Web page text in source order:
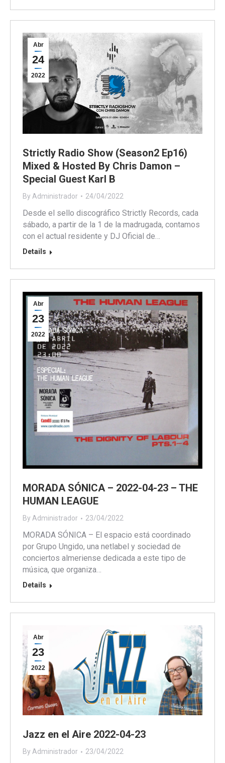
Abr
24
2022
Strictly Radio Show (Season2 Ep16)
Mixed & Hosted By Chris Damon –
Special Guest Karl B
By Administrador 24/04/2022
Desde el sello discográfico Strictly Records, cada
sábado, a partir de la 1 de la madrugada, contamos
con el actual residente y DJ Oficial de…
Details
Abr
23
2022
MORADA SÓNICA – 2022-04-23 – THE
HUMAN LEAGUE
By Administrador 23/04/2022
MORADA SÓNICA – El espacio está coordinado
por Grupo Ungido, una netlabel y sociedad de
conciertos almeriense dedicada a este tipo de
música, que organiza…
Details
Abr
23
2022
Jazz en el Aire 2022-04-23
By Administrador 23/04/2022